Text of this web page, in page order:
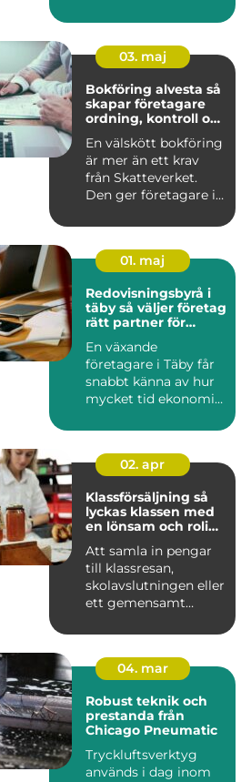
03. maj
Bokföring alvesta så
skapar företagare
ordning, kontroll och
En välskött bokföring
är mer än ett krav
från Skatteverket.
Den ger företagare i
01. maj
Redovisningsbyrå i
täby så väljer företag
rätt partner för
En växande
företagare i Täby får
snabbt känna av hur
mycket tid ekonomin
löpande red...
02. apr
Klassförsäljning så
lyckas klassen med
en lönsam och rolig
Att samla in pengar
till klassresan,
skolavslutningen eller
ett gemensamt
natu...
04. mar
Robust teknik och
prestanda från
Chicago Pneumatic
Tryckluftsverktyg
används i dag inom